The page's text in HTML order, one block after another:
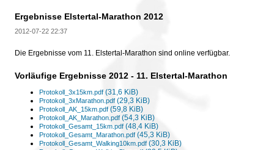
Ergebnisse Elstertal-Marathon 2012
2012-07-22 22:37
Die Ergebnisse vom 11. Elstertal-Marathon sind online verfügbar.
Vorläufige Ergebnisse 2012 - 11. Elstertal-Marathon
Protokoll_3x15km.pdf (31,6 KiB)
Protokoll_3xMarathon.pdf (29,3 KiB)
Protokoll_AK_15km.pdf (59,8 KiB)
Protokoll_AK_Marathon.pdf (54,3 KiB)
Protokoll_Gesamt_15km.pdf (48,4 KiB)
Protokoll_Gesamt_Marathon.pdf (45,3 KiB)
Protokoll_Gesamt_Walking10km.pdf (30,3 KiB)